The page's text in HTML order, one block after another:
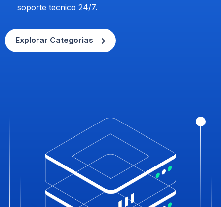
soporte tecnico 24/7.
Explorar Categorias